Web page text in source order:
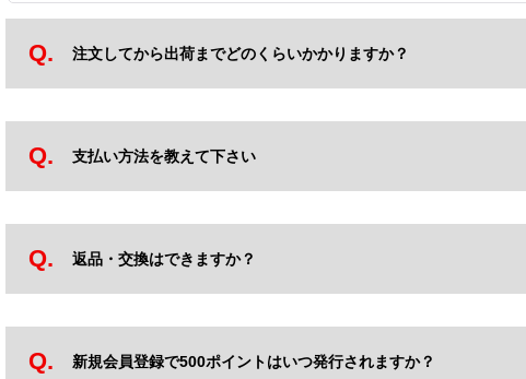
注文してから出荷までどのくらいかかりますか？
支払い方法を教えて下さい
返品・交換はできますか？
新規会員登録で500ポイントはいつ発行されますか？